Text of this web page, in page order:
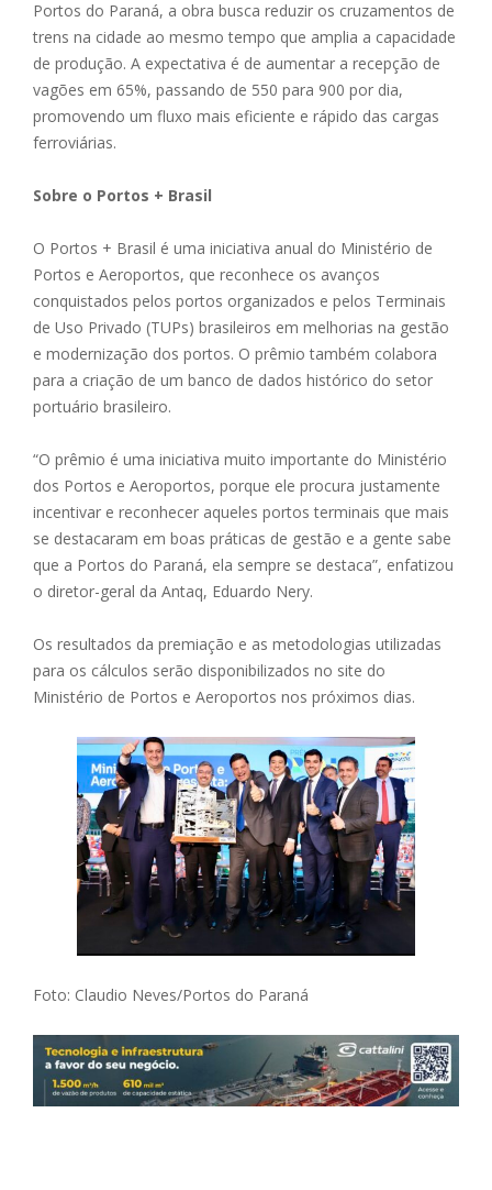
Portos do Paraná, a obra busca reduzir os cruzamentos de
trens na cidade ao mesmo tempo que amplia a capacidade
de produção. A expectativa é de aumentar a recepção de
vagões em 65%, passando de 550 para 900 por dia,
promovendo um fluxo mais eficiente e rápido das cargas
ferroviárias.
Sobre o Portos + Brasil
O Portos + Brasil é uma iniciativa anual do Ministério de
Portos e Aeroportos, que reconhece os avanços
conquistados pelos portos organizados e pelos Terminais
de Uso Privado (TUPs) brasileiros em melhorias na gestão
e modernização dos portos. O prêmio também colabora
para a criação de um banco de dados histórico do setor
portuário brasileiro.
“O prêmio é uma iniciativa muito importante do Ministério
dos Portos e Aeroportos, porque ele procura justamente
incentivar e reconhecer aqueles portos terminais que mais
se destacaram em boas práticas de gestão e a gente sabe
que a Portos do Paraná, ela sempre se destaca”, enfatizou
o diretor-geral da Antaq, Eduardo Nery.
Os resultados da premiação e as metodologias utilizadas
para os cálculos serão disponibilizados no site do
Ministério de Portos e Aeroportos nos próximos dias.
Foto: Claudio Neves/Portos do Paraná